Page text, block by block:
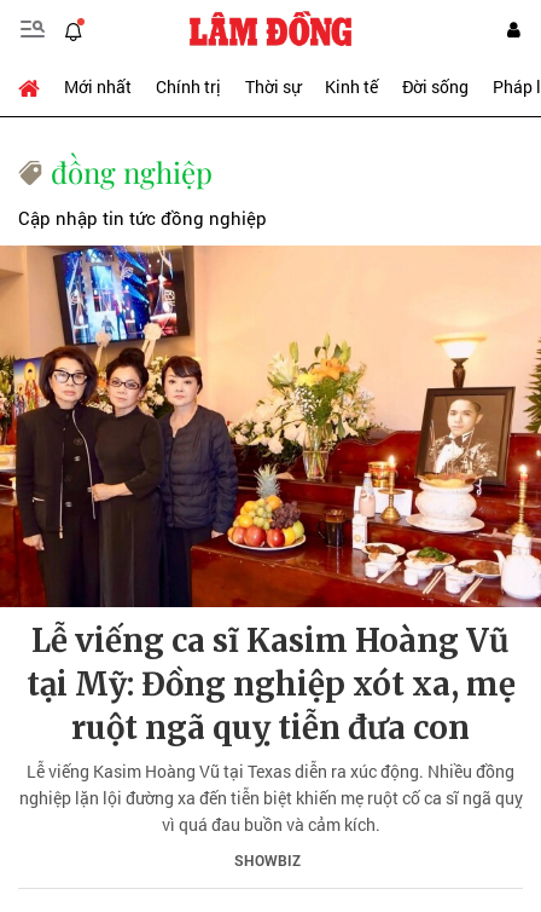
Mới nhất Chính trị Thời sự Kinh tế Đời sống Pháp
đồng nghiệp
Cập nhập tin tức đồng nghiệp
Lễ viếng ca sĩ Kasim Hoàng Vũ
tại Mỹ: Đồng nghiệp xót xa, mẹ
ruột ngã quỵ tiễn đưa con
Lễ viếng Kasim Hoàng Vũ tại Texas diễn ra xúc động. Nhiều đồng
nghiệp lặn lội đường xa đến tiễn biệt khiến mẹ ruột cố ca sĩ ngã quỵ
vì quá đau buồn và cảm kích.
SHOWBIZ